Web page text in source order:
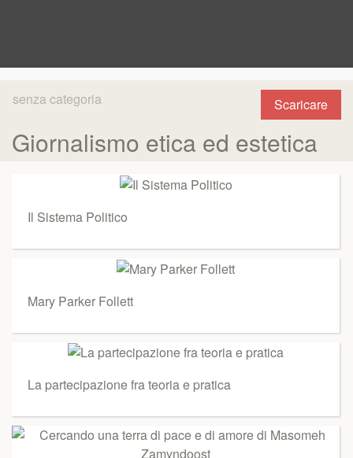
Scaricare
senza categoria
Giornalismo etica ed estetica
Il Sistema Politico
Mary Parker Follett
La partecipazione fra teoria e pratica